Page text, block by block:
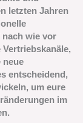
letzten Jahren
nach wie vor
neue
entscheidend,
um eure
im